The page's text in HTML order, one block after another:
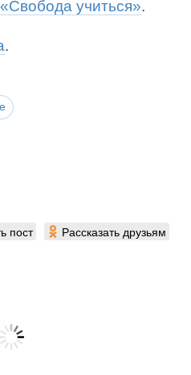
«Свобода учиться».
.
пост Рассказать друзьям